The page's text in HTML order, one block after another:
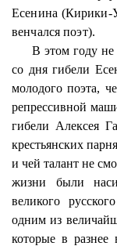
Есенина (Кирики-
венчался поэт).
В этом году не
со дня гибели
молодого поэта,
репрессивной
гибели Алексея
крестьянских
и чей талант не
жизни были
великого
одним из
которые в разнее